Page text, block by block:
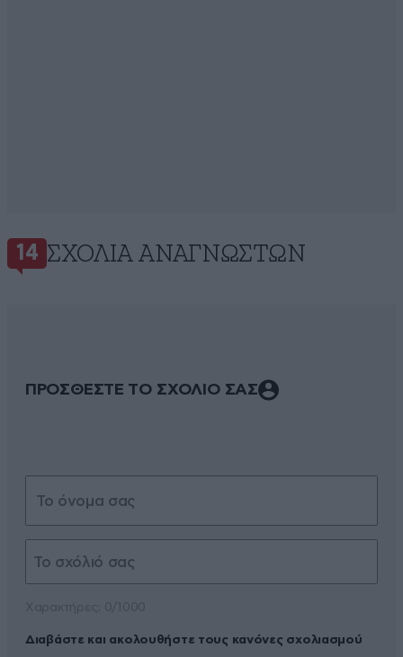
14 ΣΧΌΛΙΑ ΑΝΑΓΝΩΣΤΏΝ
ΠΡΟΣΘΕΣΤΕ ΤΟ ΣΧΟΛΙΟ ΣΑΣ
Διαβάστε και ακολουθήστε τους κανόνες σχολιασμού